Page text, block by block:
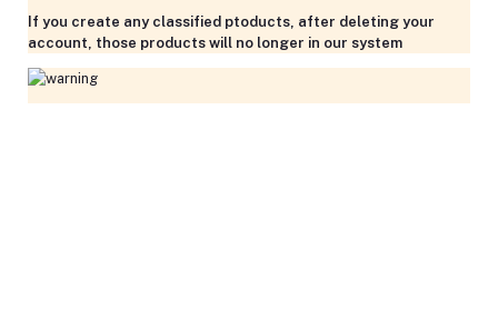
If you create any classified ptoducts, after deleting your
account, those products will no longer in our system